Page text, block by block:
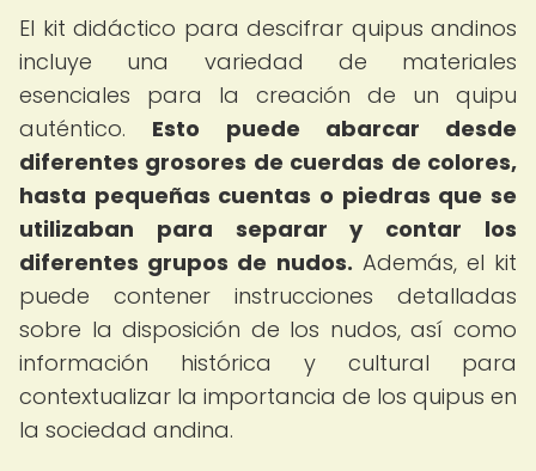
El kit didáctico para descifrar quipus andinos
incluye una variedad de materiales
esenciales para la creación de un quipu
auténtico. Esto puede abarcar desde
diferentes grosores de cuerdas de colores,
hasta pequeñas cuentas o piedras que se
utilizaban para separar y contar los
diferentes grupos de nudos. Además, el kit
puede contener instrucciones detalladas
sobre la disposición de los nudos, así como
información histórica y cultural para
contextualizar la importancia de los quipus en
la sociedad andina.